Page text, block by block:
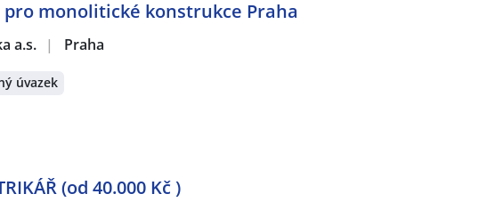
monolitické konstrukce Praha
a.s. | Praha
úvazek
(od 40.000 Kč )